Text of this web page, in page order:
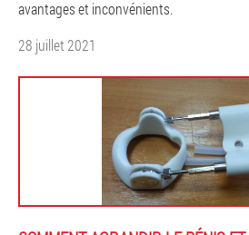
avantages et inconvénients.
28 juillet 2021